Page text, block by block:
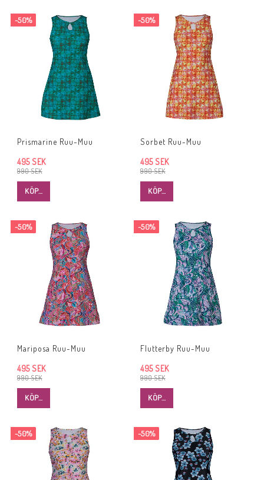
-50%
Prismarine Ruu-Muu
990 SEK
495 SEK
KÖP…
-50%
Sorbet Ruu-Muu
990 SEK
495 SEK
KÖP…
-50%
Mariposa Ruu-Muu
990 SEK
495 SEK
KÖP…
-50%
Flutterby Ruu-Muu
990 SEK
495 SEK
KÖP…
-50% -50%